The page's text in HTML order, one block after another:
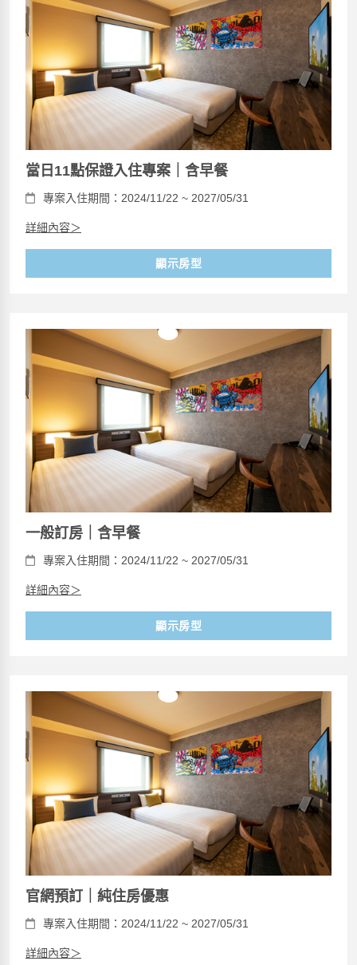
當日11點保證入住專案｜含早餐
專案入住期間：2024/11/22 ~ 2027/05/31
詳細內容＞
顯示房型
一般訂房｜含早餐
專案入住期間：2024/11/22 ~ 2027/05/31
詳細內容＞
顯示房型
官網預訂｜純住房優惠
專案入住期間：2024/11/22 ~ 2027/05/31
詳細內容＞